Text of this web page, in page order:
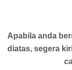
Apabila anda
diatas, segera